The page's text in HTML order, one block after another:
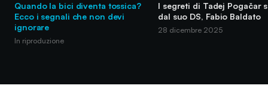
Quando la bici diventa tossica?
Ecco i segnali che non devi
ignorare
In riproduzione
I segreti di Tadej Pogačar
dal suo DS, Fabio Baldato
28 dicembre 2025